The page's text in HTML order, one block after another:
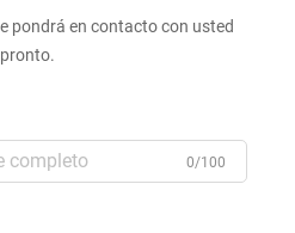
pondrá en contacto con usted
pronto.
0/100